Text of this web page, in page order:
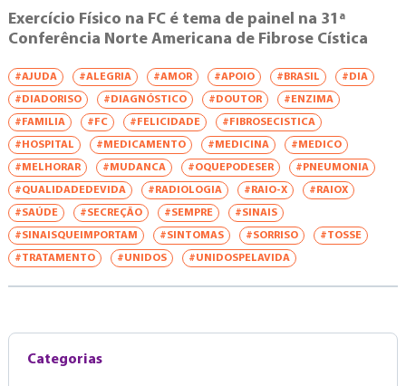
Exercício Físico na FC é tema de painel na 31ª
Conferência Norte Americana de Fibrose Cística
#AJUDA #ALEGRIA #AMOR #APOIO #BRASIL #DIA
#DIADORISO #DIAGNÓSTICO #DOUTOR #ENZIMA
#FAMILIA #FC #FELICIDADE #FIBROSECISTICA
#HOSPITAL #MEDICAMENTO #MEDICINA #MEDICO
#MELHORAR #MUDANCA #OQUEPODESER #PNEUMONIA
#QUALIDADEDEVIDA #RADIOLOGIA #RAIO-X #RAIOX
#SAÚDE #SECREÇÃO #SEMPRE #SINAIS
#SINAISQUEIMPORTAM #SINTOMAS #SORRISO #TOSSE
#TRATAMENTO #UNIDOS #UNIDOSPELAVIDA
Categorias